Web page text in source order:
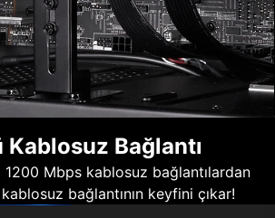
Kablosuz Bağlantı
Mbps kablosuz bağlantılardan
bağlantının keyfini çıkar!